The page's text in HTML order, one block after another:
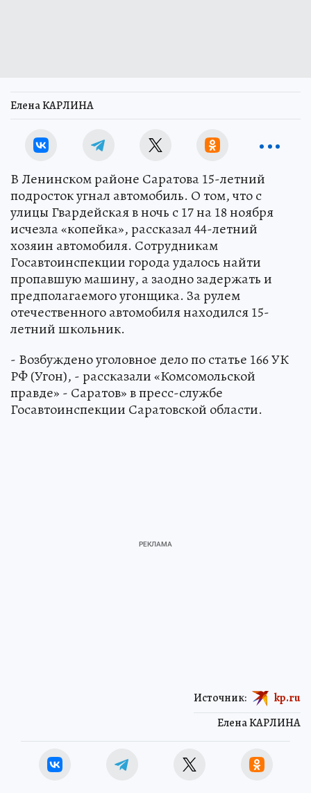
Елена КАРЛИНА
В Ленинском районе Саратова 15-летний
подросток угнал автомобиль. О том, что с
улицы Гвардейская в ночь с 17 на 18 ноября
исчезла «копейка», рассказал 44-летний
хозяин автомобиля. Сотрудникам
Госавтоинспекции города удалось найти
пропавшую машину, а заодно задержать и
предполагаемого угонщика. За рулем
отечественного автомобиля находился 15-
летний школьник.
- Возбуждено уголовное дело по статье 166 УК
РФ (Угон), - рассказали «Комсомольской
правде» - Саратов» в пресс-службе
Госавтоинспекции Саратовской области.
Елена КАРЛИНА
Источник: kp.ru